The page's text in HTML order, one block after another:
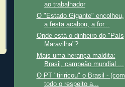
ao trabalhador
O "Estado Gigante" encolheu,
a festa acabou, a for...
Onde está o dinheiro do "País
Maravilha"?
Mais uma herança maldita:
Brasil, campeão mundial ...
O PT "tiriricou" o Brasil - (com
todo o respeito a...